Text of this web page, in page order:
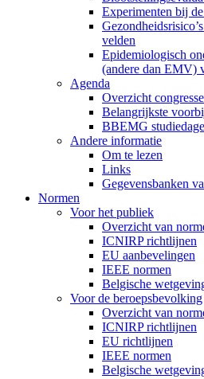
Experimenten bij
velden
Epidemiologisch
(andere dan EMV)
Agenda
Overzicht
Belangrijkste
BBEMG
Andere informatie
Om te lezen
Links
Gegevensbanken
Normen
Voor het publiek
Overzicht van
ICNIRP richtlijnen
EU aanbevelingen
IEEE normen
Belgische
Voor de beroepsbevolking
Overzicht van
ICNIRP richtlijnen
EU richtlijnen
IEEE normen
Belgische